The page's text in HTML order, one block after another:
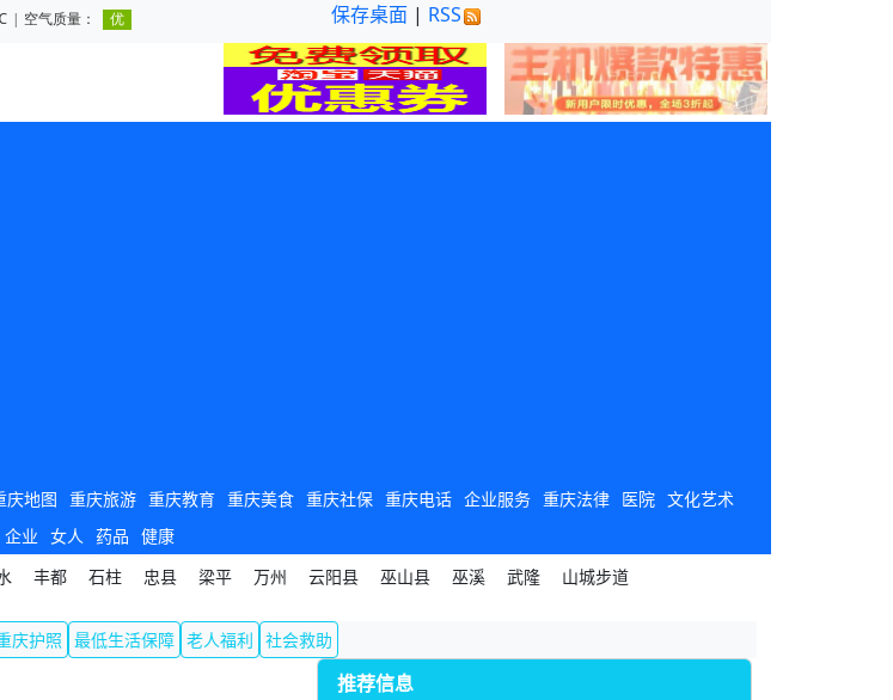
保存桌面 | RSS
庆地图 重庆旅游 重庆教育 重庆美食 重庆社保 重庆电话 企业服务 重庆法律 医院 文化艺术
企业 女人 药品 健康
丰都 石柱 忠县 梁平 万州 云阳县 巫山县 巫溪 武隆 山城步道
庆护照 最低生活保障 老人福利 社会救助
推荐信息